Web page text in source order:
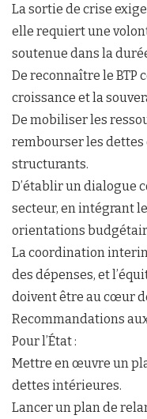
La sortie de crise
elle requiert une
soutenue dans la
De reconnaître le
croissance et la
De mobiliser les
rembourser les
structurants.
D’établir un dialogue
secteur, en intégrant
orientations
La coordination
des dépenses, et
doivent être au cœur
Recommandations
Pour l’État :
Mettre en œuvre un
dettes intérieures.
Lancer un plan de